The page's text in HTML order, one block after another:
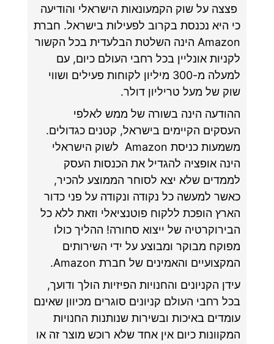
פצצה על שוק הקמעונאות הישראלי והודיעה
כי היא נכנסת בקרוב לפעילות בישראל. חברת
Amazon הינה השלטת הבלעדית בכל הקשור
לקניות אונליין בכל רחבי העולם כיום, עם
למעלה מ-300 מיליון לקוחות פעילים ושווי
שוק של מעל טריליון דולר.
ההודעה הינה בשורה של ממש לאלפי
העסקים הקיימים בישראל, קטנים כגדולים.
משמעות כניסת Amazon לשוק הישראלי
הינה אופציה להגדיל את הכנסות העסק
לממדים שלא יצא לסוחר הממוצע להכיר,
כאשר למעשה כל נקודה ונקודה על פני כדור
הארץ הופכת ללקוח פוטנציאלי וזאת ללא כל
הבירוקרטיה של ייצוא סחורה! ההליך כולו
מפוקח מבוקר ומבוצע על ידי השירותים
המקצועיים והאמינים של חברת Amazon.
עידן הקניונים והחנויות הפיזיות הולך ודועך,
בכל רחבי העולם קניונים סוגרים מכיוון שאינם
עומדים באיכות ובשירות שנותנות החנויות
המקוונות כיום אין אחד שלא רוכש מוצר זה או